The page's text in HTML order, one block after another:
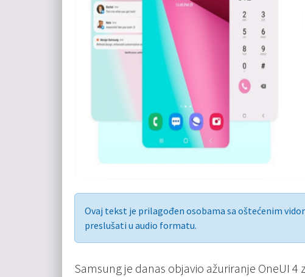
Ovaj tekst je prilagođen osobama sa oštećenim
preslušati u audio formatu.
Samsung je danas objavio ažuriranje OneUI 4